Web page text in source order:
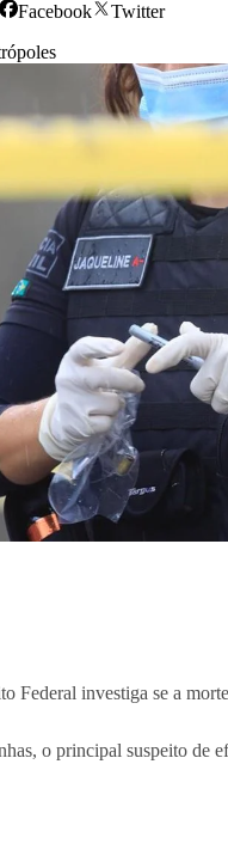
Facebook
Twitter
Federal investiga se a
o principal suspeito de